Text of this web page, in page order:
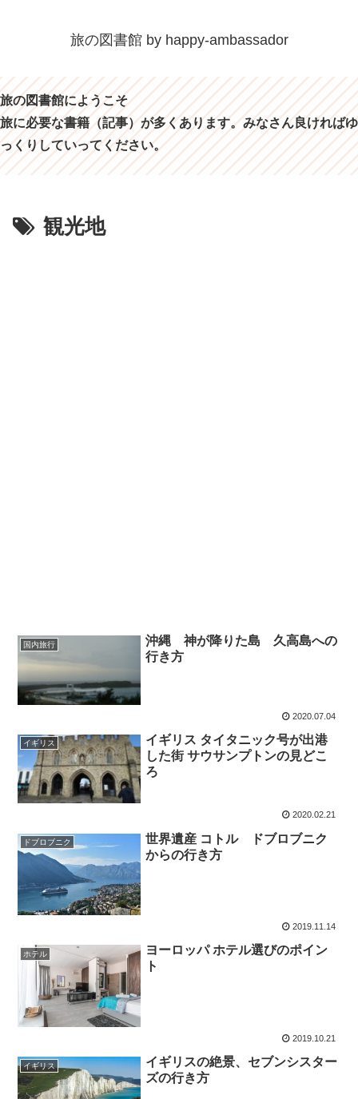
旅の図書館 by happy-ambassador
旅の図書館にようこそ
旅に必要な書籍（記事）が多くあります。みなさん良ければゆ
っくりしていってください。
観光地
国内旅行
沖縄 神が降りた島 久高島への
行き方
2020.07.04
イギリス
イギリス タイタニック号が出港
した街 サウサンプトンの見どこ
ろ
2020.02.21
ドブロブニク
世界遺産 コトル ドブロブニク
からの行き方
2019.11.14
ホテル
ヨーロッパ ホテル選びのポイン
ト
2019.10.21
イギリス
イギリスの絶景、セブンシスター
ズの行き方